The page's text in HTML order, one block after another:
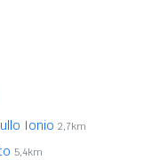
Ionio 2,7km
5,4km